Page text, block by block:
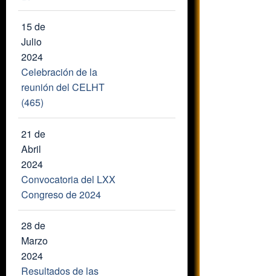
15 de
Julio
2024
Celebración de la
reunión del CELHT
(465)
21 de
Abril
2024
Convocatoria del LXX
Congreso de 2024
28 de
Marzo
2024
Resultados de las